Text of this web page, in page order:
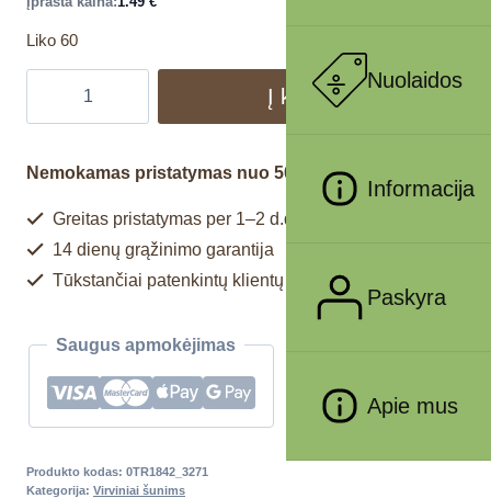
Nuolaidos
Informacija
Paskyra
Apie mus
Liko 60
Į krepšelį
Nemokamas pristatymas nuo 50€
Greitas pristatymas per 1–2 d.d.
14 dienų grąžinimo garantija
Tūkstančiai patenkintų klientų
Saugus apmokėjimas
Produkto kodas: 0TR1842_3271
Kategorija: Virviniai šunims